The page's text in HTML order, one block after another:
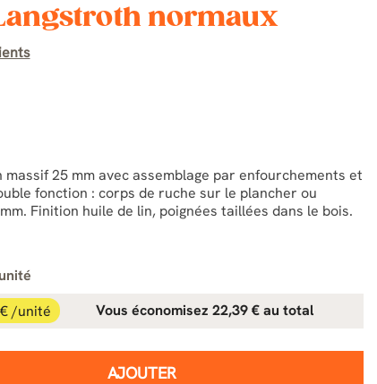
normaux
25 mm avec assemblage par enfourchements et
fonction : corps de ruche sur le plancher ou
Finition huile de lin, poignées taillées dans le bois.
/unité Vous économisez 22,39 € au total
AJOUTER